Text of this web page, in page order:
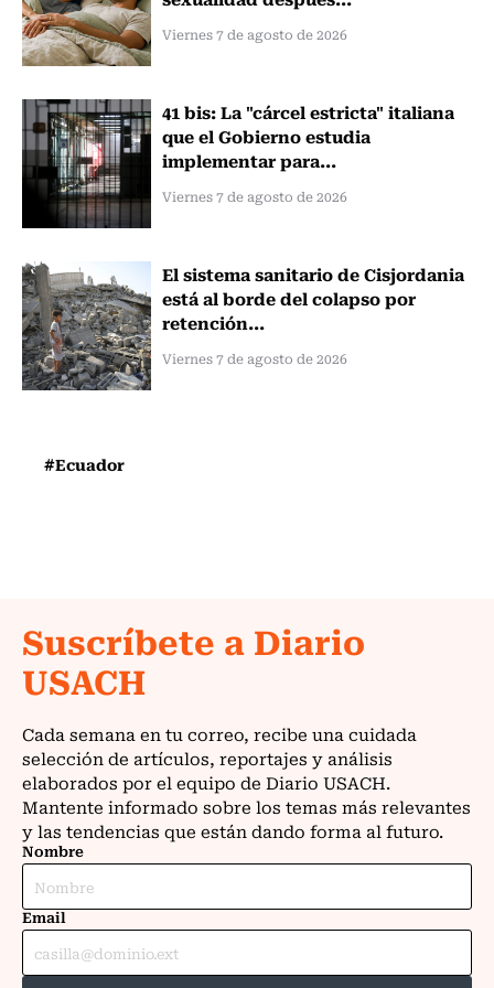
Viernes 7 de agosto de 2026
41 bis: La "cárcel estricta" italiana
que el Gobierno estudia
implementar para...
Viernes 7 de agosto de 2026
El sistema sanitario de Cisjordania
está al borde del colapso por
retención...
Viernes 7 de agosto de 2026
#Ecuador